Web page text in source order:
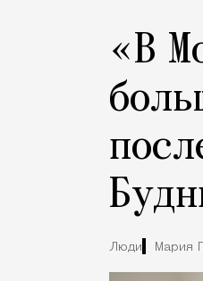
«В
Люди Мария